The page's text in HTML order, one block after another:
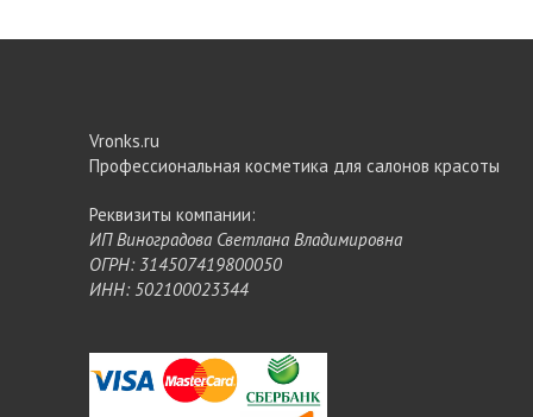
Vronks.ru
Профессиональная косметика для салонов красоты
Реквизиты компании:
ИП Виноградова Светлана Владимировна
ОГРН: 314507419800050
ИНН: 502100023344